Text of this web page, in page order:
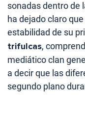
sonadas dentro de
ha dejado claro
estabilidad de su
trifulcas,
mediático clan
a decir que las
segundo plano